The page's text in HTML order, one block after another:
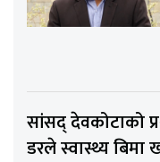
सांसद् देवकोटाको
डरले स्वास्थ्य बिमा